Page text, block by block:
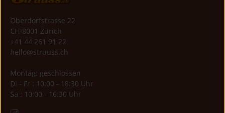
Oberdorfstrasse 22
CH-8001 Zürich
+41 44 261 91 22
hello@struuss.ch
Montag: geschlossen
Di - Fr : 10:00 - 18:30 Uhr
Sa : 10:00 - 16:30 Uhr